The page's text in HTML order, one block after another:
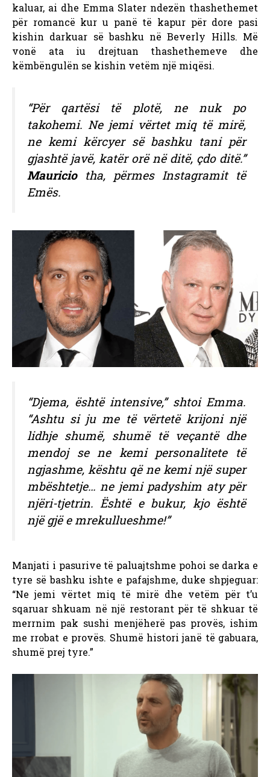
kaluar, ai dhe Emma Slater ndezën thashethemet
për romancë kur u panë të kapur për dore pasi
kishin darkuar së bashku në Beverly Hills. Më
vonë ata iu drejtuan thashethemeve dhe
këmbëngulën se kishin vetëm një miqësi.
“Për qartësi të plotë, ne nuk po
takohemi. Ne jemi vërtet miq të mirë,
ne kemi kërcyer së bashku tani për
gjashtë javë, katër orë në ditë, çdo ditë.”
Mauriciotha, përmes Instagramit të
Emës.
“Djema, është intensive,” shtoi Emma.
“Ashtu si ju me të vërtetë krijoni një
lidhje shumë, shumë të veçantë dhe
mendoj se ne kemi personalitete të
ngjashme, kështu që ne kemi një super
mbështetje… ne jemi padyshim aty për
njëri-tjetrin. Është e bukur, kjo është
një gjë e mrekullueshme!”
Manjati i pasurive të paluajtshme pohoi se darka e
tyre së bashku ishte e pafajshme, duke shpjeguar:
“Ne jemi vërtet miq të mirë dhe vetëm për t’u
sqaruar shkuam në një restorant për të shkuar të
merrnim pak sushi menjëherë pas provës, ishim
me rrobat e provës. Shumë histori janë të gabuara,
shumë prej tyre.”